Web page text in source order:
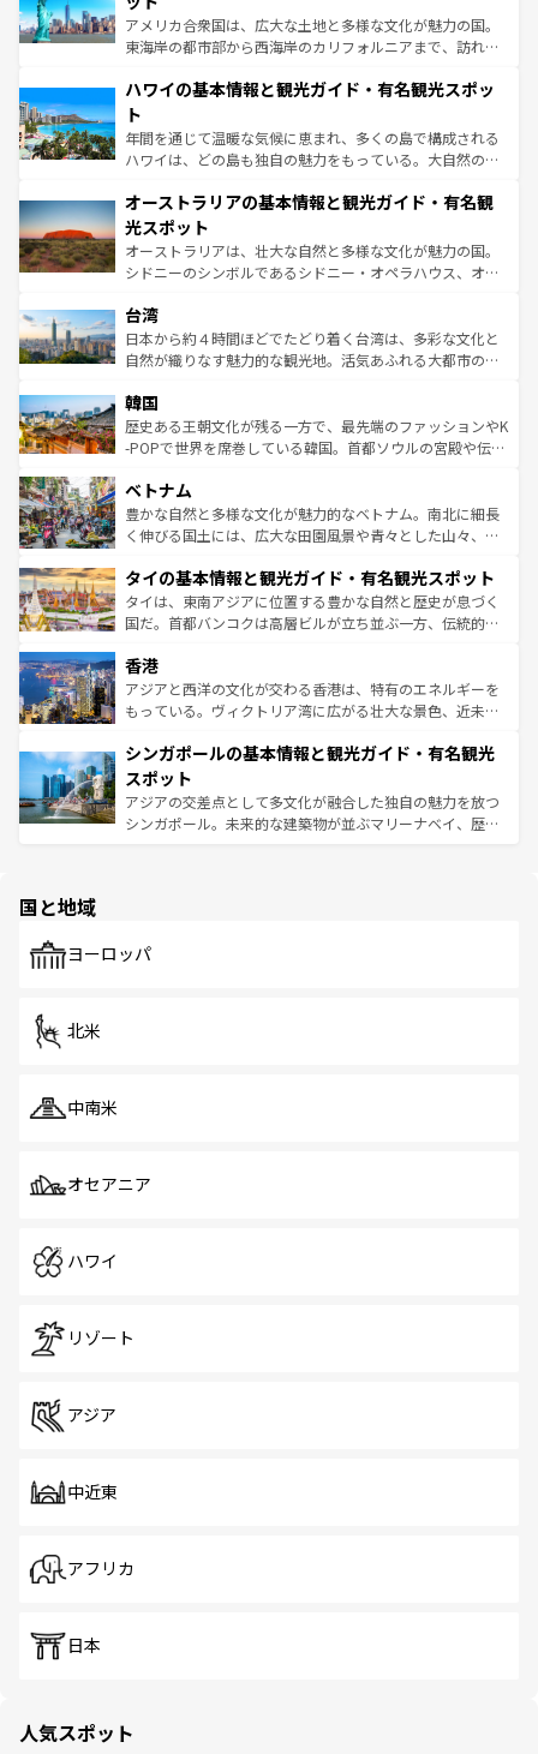
ことができる。国民の所得が高いため物価も高いが、旅行
者向けの交通パス提供のサービスもあり、うまく活用すれ
着のスイス情報はコンテンツ一覧を参照してほしい。
アメリカ合衆国は、広大な土地と多様な文化が魅力の国。
東海岸の都市部から西海岸のカリフォルニアまで、訪れる
のような巨大都市は、観光、ショッピング、エンターテイ
ンメントが詰まった刺激的なスポットだ。一方、アメリカ
西部には大自然が広がり、グランドキャニオンやイエロー
ストーン国立公園といった絶景が堪能できる。さらに、南
文化が魅力。旅行者はアメリカの各地域で異なる魅力を楽
しみながら、その多様性と豊かな歴史を感じることができ
るだろう。車でのロードトリップや列車の旅も、アメリカ
ならではの贅沢な旅のスタイルだ。 なお、新着のアメリカ
情報は コンテンツ一覧 を参照してほしい。
ハワイの基本情報と観光ガイド・有名観光スポッ
ト
年間を通じて温暖な気候に恵まれ、多くの島で構成される
ハワイは、どの島も独自の魅力をもっている。大自然の神
ワイ島は見逃せない。また、定番の観光地といえばオアフ
島だが、静かな自然を求めるならマウイ島やカウアイ島が
おすすめ。エメラルドグリーンに輝く海をはじめ、豊かな
文化や歴史が息づいている。「アロハスピリット」と呼ば
人々、おいしいローカルフードやハワイアンミュージッ
ク、伝統的なフラダンスなど、すべてがハワイの魅力を彩
っている。訪れるたびに新しい発見と感動が待っているハ
はコンテンツ一覧
オーストラリアの基本情報と観光ガイド・有名観
光スポット
オーストラリアは、壮大な自然と多様な文化が魅力の国。
シドニーのシンボルであるシドニー・オペラハウス、オー
リアリーフや大陸中央部にそびえるウルル（エアーズロッ
ク）、タスマニアの美しい原生林やケアンズの熱帯雨林な
ど、見どころがたくさん。また、カフェやワイン、オージ
いる。アクティビティも充実しており、サーフィンやダイ
ビング、ハイキングなど、アウトドア好きにはたまらな
い。オーストラリアの多彩な魅力を存分に味わいつくそ
参照してほしい。
台湾
日本から約４時間ほどでたどり着く台湾は、多彩な文化と
自然が織りなす魅力的な観光地。活気あふれる大都市の台
ン）、静ひつな山岳地帯である台湾東部など、都市の喧騒
と山間の静けさが共存しており、訪れる人に新しい発見と
驚きをもたらしてくれる。また、奥深い台湾の食文化も魅
容にもいいと評判のスイーツなど、バラエティ豊かな料理
が味わえる。 なお、新着の台湾情報は コンテンツ一覧を参
照してほしい。
韓国
歴史ある王朝文化が残る一方で、最先端のファッションやK
-POPで世界を席巻している韓国。首都ソウルの宮殿や伝統
き、地方に足を延ばせば四季折々の自然美を楽しむことが
できる。そして、キムチや焼肉、絶品のストリートフード
まで、さまざまな韓国料理が待っている。夜には、韓国な
リティに包まれながら、韓国の多彩な魅力を心ゆくまで味
わってみてほしい。 なお、新着の韓国情報はコンテンツ一
覧を参照してほしい。
ベトナム
豊かな自然と多様な文化が魅力的なベトナム。南北に細長
く伸びる国土には、広大な田園風景や青々とした山々、世
急速な発展と共に伝統が息づく。ハノイの古い町並みやホ
ーチミン市のフランス統治時代の建物も、独特の雰囲気を
醸し出している。また、バラエティの豊かさとおいしさで
とつ。フォーやバインミー、ベトナムコーヒーなどは、ぜ
ひ現地で味わいたい。どの地域を訪れてもあたたかい人々
が旅行者を迎えてくれるので、きっと忘れられない旅にな
参照してほしい。
タイの基本情報と観光ガイド・有名観光スポット
タイは、東南アジアに位置する豊かな自然と歴史が息づく
国だ。首都バンコクは高層ビルが立ち並ぶ一方、伝統的な
の活気が交差している。北部ではチェンマイなどの山岳地
帯で自然と触れ合い、南部ではプーケットやクラビの美し
いビーチでリゾート気分を楽しむことができる。タイ料理
激する。気候は一年中温暖で、どの季節にも異なる楽しみ
が待っている。親しみやすいタイの人々、仏教を中心とし
た文化、そして多様な観光資源が、訪れる旅人を魅了し続
ける。 なお、新着のタイ情報はコンテンツ一覧を参照して
香港
アジアと西洋の文化が交わる香港は、特有のエネルギーを
もっている。ヴィクトリア湾に広がる壮大な景色、近未来
み、どこを訪れても感動するはず。観光スポットが密集し
ており、効率よく見どころを回れるのも魅力。息をのむよ
うな絶景から文化的な体験まで、香港を存分に楽しみ尽く
そう。 なお、新着の香港情報はコンテンツ一覧を参照して
シンガポールの基本情報と観光ガイド・有名観光
スポット
アジアの交差点として多文化が融合した独自の魅力を放つ
シンガポール。未来的な建築物が並ぶマリーナベイ、歴史
で、ホーカーズは地元の風情を楽しめる外せないスポット
国と地域
ヨーロッパ
北米
中南米
オセアニア
ハワイ
リゾート
アジア
中近東
アフリカ
日本
人気スポット